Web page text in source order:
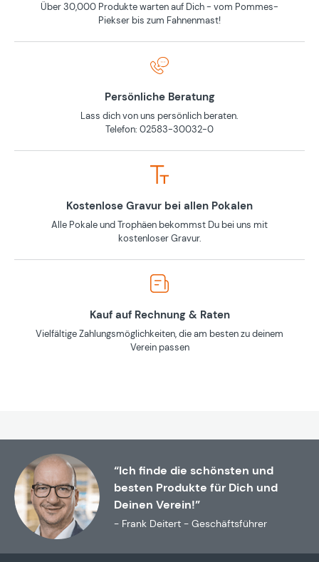
Über 30,000 Produkte warten auf Dich - vom Pommes-
Piekser bis zum Fahnenmast!
Persönliche Beratung
Lass dich von uns persönlich beraten.
Telefon: 02583-30032-0
Kostenlose Gravur bei allen Pokalen
Alle Pokale und Trophäen bekommst Du bei uns mit
kostenloser Gravur.
Kauf auf Rechnung & Raten
Vielfältige Zahlungsmöglichkeiten, die am besten zu deinem
Verein passen
“Ich finde die schönsten und
besten Produkte für Dich und
Deinen Verein!”
- Frank Deitert - Geschäftsführer